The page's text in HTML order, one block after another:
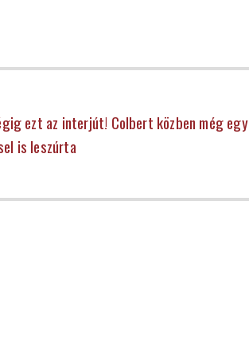
ezt az interjút! Colbert közben még egy
is leszúrta